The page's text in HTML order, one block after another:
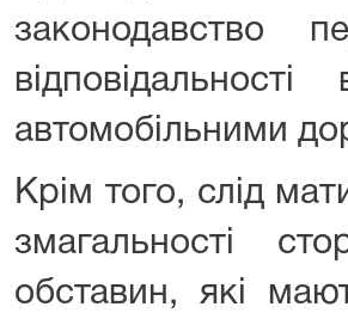
законодавство
автомобільними
Крім того, слід
змагальності
обставин, які